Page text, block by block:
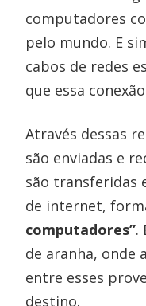
computadores
pelo mundo. E
cabos de redes
que essa
Através dessas
são enviadas e
são transferidas
de internet,
computadores”.
de aranha, onde
entre esses
destino.